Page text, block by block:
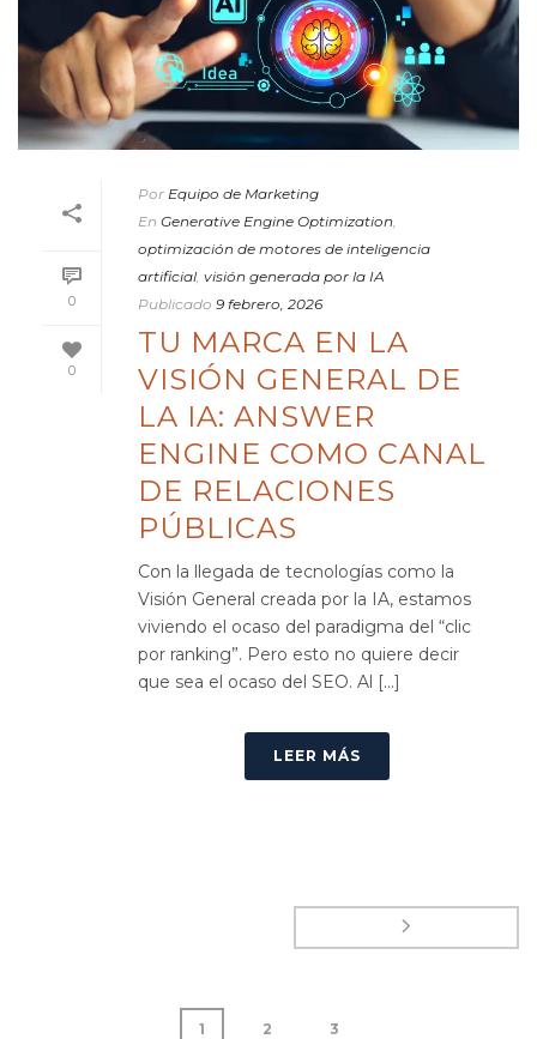
0
0
Por Equipo de Marketing
En Generative Engine Optimization
optimización de motores de inteligencia
artificial visión generada por la IA
Publicado 9 febrero, 2026
TU MARCA EN LA
VISIÓN GENERAL DE
LA IA: ANSWER
ENGINE COMO CANAL
DE RELACIONES
PÚBLICAS
Con la llegada de tecnologías como la
Visión General creada por la IA, estamos
viviendo el ocaso del paradigma del “clic
por ranking”. Pero esto no quiere decir
que sea el ocaso del SEO. Al [...]
LEER MÁS
1 2 3